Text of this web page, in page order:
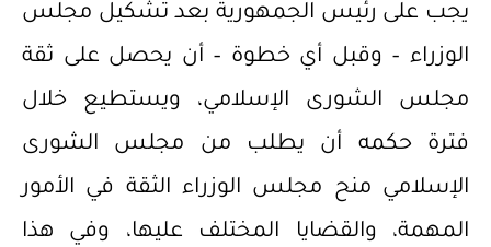
يجب على رئيس الجمهورية بعد تشكيل مجلس
الوزراء – وقبل أي خطوة – أن يحصل على ثقة
مجلس الشورى الإسلامي، ويستطيع خلال
فترة حكمه أن يطلب من مجلس الشورى
الإسلامي منح مجلس الوزراء الثقة في الأمور
المهمة، والقضايا المختلف عليها، وفي هذا